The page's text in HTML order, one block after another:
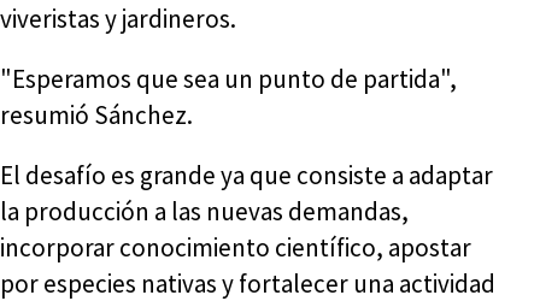
viveristas y jardineros.
"Esperamos que sea un punto de partida",
resumió Sánchez.
El desafío es grande ya que consiste a adaptar
la producción a las nuevas demandas,
incorporar conocimiento científico, apostar
por especies nativas y fortalecer una actividad